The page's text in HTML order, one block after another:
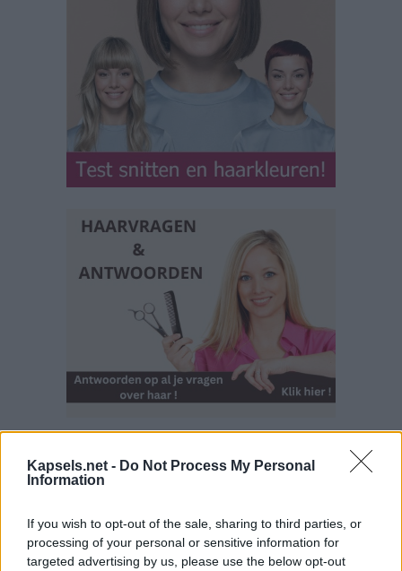
Kapsels.net - Do Not Process My Personal
Information
If you wish to opt-out of the sale, sharing to third parties, or
processing of your personal or sensitive information for
targeted advertising by us, please use the below opt-out